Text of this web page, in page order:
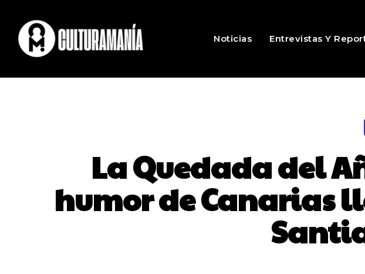
Noticias Entrevistas Y
La Quedada del
humor de Canarias